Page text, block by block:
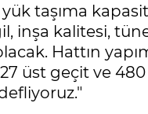
taşıma
inşa kalitesi,
Hattın
üst geçit ve 480